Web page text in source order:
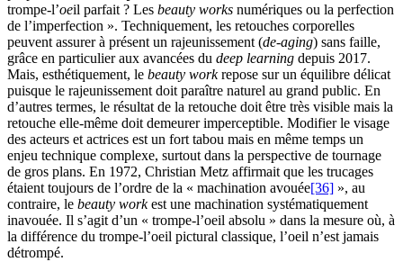
trompe-l’oeil parfait ? Les beauty works numériques ou la perfection
de l’imperfection ». Techniquement, les retouches corporelles
peuvent assurer à présent un rajeunissement (de-aging) sans faille,
grâce en particulier aux avancées du deep learning depuis 2017.
Mais, esthétiquement, le beauty workrepose sur un équilibre délicat
puisque le rajeunissement doit paraître naturel au grand public. En
d’autres termes, le résultat de la retouche doit être très visible mais la
retouche elle-même doit demeurer imperceptible. Modifier le visage
des acteurs et actrices est un fort tabou mais en même temps un
enjeu technique complexe, surtout dans la perspective de tournage
de gros plans. En 1972, Christian Metz affirmait que les trucages
étaient toujours de l’ordre de la « machination avouée[36] », au
contraire, le beauty workest une machination systématiquement
inavouée. Il s’agit d’un « trompe-l’oeil absolu » dans la mesure où, à
la différence du trompe-l’oeil pictural classique, l’oeil n’est jamais
détrompé.